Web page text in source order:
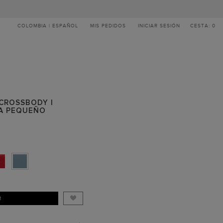
COLOMBIA | ESPAÑOL MIS PEDIDOS INICIAR SESIÓN CESTA: 0
|
PEQUEÑO